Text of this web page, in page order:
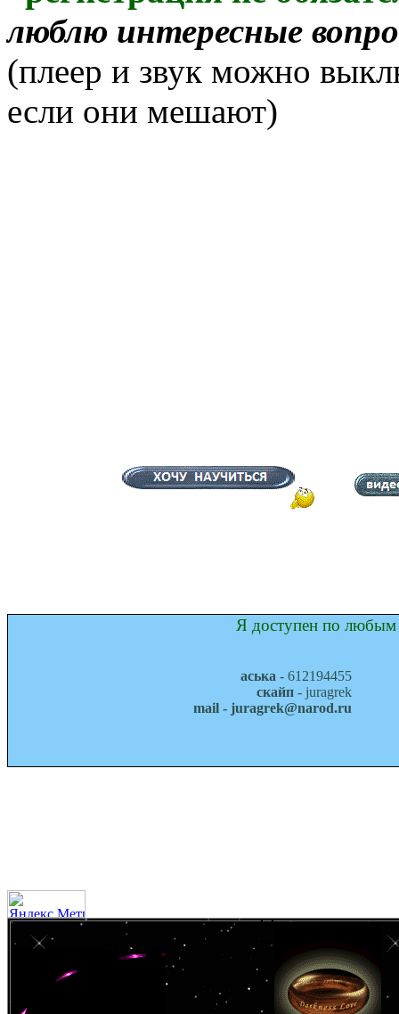
люблю интересные
(плеер и звук можно
если они мешают)
Я доступен по любым
аська - 612194455
скайп - juragrek
mail - juragrek@narod.ru